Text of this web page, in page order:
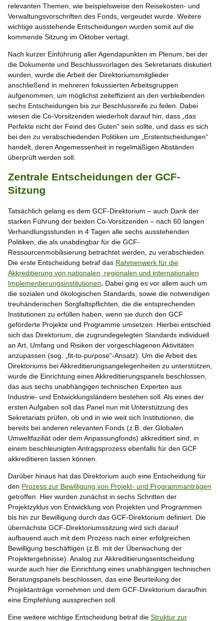
relevanten Themen, wie beispielsweise den Reisekosten- und
Verwaltungsvorschriften des Fonds, vergeudet wurde. Weitere
wichtige ausstehende Entscheidungen wurden somit auf die
kommende Sitzung im Oktober vertagt.
Nach kurzer Einführung aller Agendapunkten im Plenum, bei der
die Dokumente und Beschlussvorlagen des Sekretariats diskutiert
wurden, wurde die Arbeit der Direktoriumsmitglieder
anschließend in mehreren fokussierten Arbeitsgruppen
aufgenommen, um möglichst zeiteffizient an den verbleibenden
sechs Entscheidungen bis zur Beschlussreife zu feilen. Dabei
wiesen die Co-Vorsitzenden wiederholt darauf hin, dass „das
Perfekte nicht der Feind des Guten“ sein sollte, und dass es sich
bei den zu verabschiedenden Politiken um „Erstentscheidungen“
handelt, deren Angemessenheit in regelmäßigen Abständen
überprüft werden soll.
Zentrale Entscheidungen der GCF-
Sitzung
Tatsächlich gelang es dem GCF-Direktorium – auch Dank der
starken Führung der beiden Co-Vorsitzenden – nach 60 langen
Verhandlungsstunden in 4 Tagen alle sechs ausstehenden
Politiken, die als unabdingbar für die GCF-
Ressourcenmobilisierung betrachtet werden, zu verabschieden.
Die erste Entscheidung betraf das Rahmenwerk für die
Akkreditierung von nationalen, regionalen und internationalen
Implementierungsinstitutionen. Dabei ging es vor allem auch um
die sozialen und ökologischen Standards, sowie die notwendigen
treuhänderischen Sorgfaltspflichten, die die entsprechenden
Institutionen zu erfüllen haben, wenn sie durch den GCF
geförderte Projekte und Programme umsetzen. Hierbei entschied
sich das Direktorium, die zugrundegelegten Standards individuell
an Art, Umfang und Risiken der vorgeschlagenen Aktivitäten
anzupassen (sog. „fit-to-purpose“-Ansatz). Um die Arbeit des
Direktoriums bei Akkreditierungsangelegenheiten zu unterstützen,
wurde die Einrichtung eines Akkreditierungspanels beschlossen,
das aus sechs unabhängigen technischen Experten aus
Industrie- und Entwicklungsländern bestehen soll. Als eines der
ersten Aufgaben soll das Panel nun mit Unterstützung des
Sekretariats prüfen, ob und in wie weit sich Institutionen, die
bereits bei anderen relevanten Fonds (z.B. der Globalen
Umweltfaziliät oder dem Anpassungfonds) akkreditiert sind, in
einem beschleunigten Antragsprozess ebenfalls für den GCF
akkreditieren lassen können.
Darüber hinaus hat das Direktorium auch eine Entscheidung für
den Prozess zur Bewilligung von Projekt- und Programmanträgen
getroffen. Hier wurden zunächst in sechs Schritten der
Projektzyklus von Entwicklung von Projekten und Programmen
bis hin zur Bewilligung durch das GCF-Direktorium definiert. Die
übernächste GCF-Direktoriumssitzung wird sich darauf
aufbauend auch mit dem Prozess nach einer erfolgreichen
Bewilligung beschäftigen (z.B. mit der Überwachung der
Projektergebnisse). Analog zur Akkreditierungsentscheidung
wurde auch hier die Einrichtung eines unabhängigen technischen
Beratungspanels beschlossen, das eine Beurteilung der
Projektanträge vornehmen und dem GCF-Direktorium daraufhin
eine Empfehlung aussprechen soll.
Eine weitere wichtige Entscheidung betraf die Struktur zur